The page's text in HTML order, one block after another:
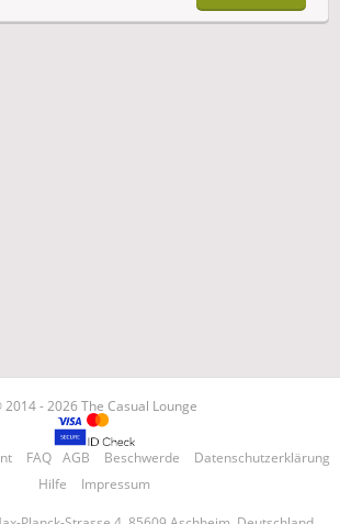
- 2026 The Casual Lounge
FAQ AGB Beschwerde
Datenschutzerklärung
Hilfe
Impressum